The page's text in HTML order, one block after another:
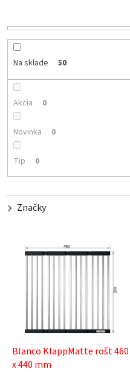
n
v
Na sklade 50
Akcia 0
Novinka 0
Tip 0
Značky
Blanco KlappMatte rošt 460
x 440 mm